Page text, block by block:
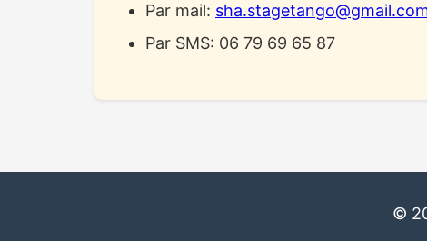
Par mail:
Par SMS: 06 79 69 65 87
©